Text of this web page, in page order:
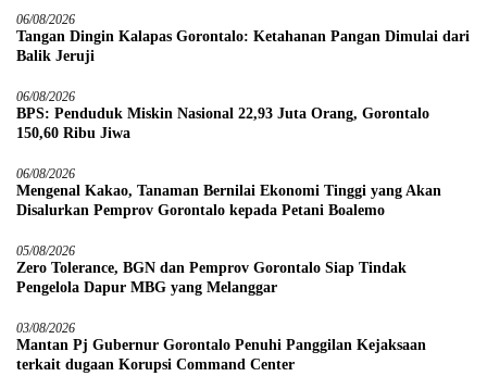
06/08/2026
Tangan Dingin Kalapas Gorontalo: Ketahanan Pangan Dimulai dari
Balik Jeruji
06/08/2026
BPS: Penduduk Miskin Nasional 22,93 Juta Orang, Gorontalo
150,60 Ribu Jiwa
06/08/2026
Mengenal Kakao, Tanaman Bernilai Ekonomi Tinggi yang Akan
Disalurkan Pemprov Gorontalo kepada Petani Boalemo
05/08/2026
Zero Tolerance, BGN dan Pemprov Gorontalo Siap Tindak
Pengelola Dapur MBG yang Melanggar
03/08/2026
Mantan Pj Gubernur Gorontalo Penuhi Panggilan Kejaksaan
terkait dugaan Korupsi Command Center